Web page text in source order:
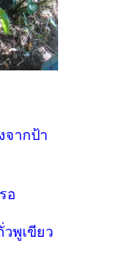
จากป้า
อ
พูเขียว